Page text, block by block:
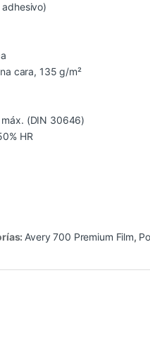
cara, 135 g/m²
(DIN 30646)
HR
Avery 700 Premium Film,